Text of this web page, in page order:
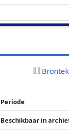
Periode
Beschikbaar in